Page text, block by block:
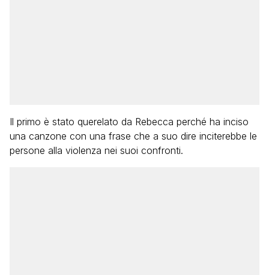
Il primo è stato querelato da Rebecca perché ha inciso
una canzone con una frase che a suo dire inciterebbe le
persone alla violenza nei suoi confronti.